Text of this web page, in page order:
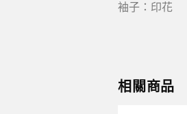
袖子：印花
相關商品